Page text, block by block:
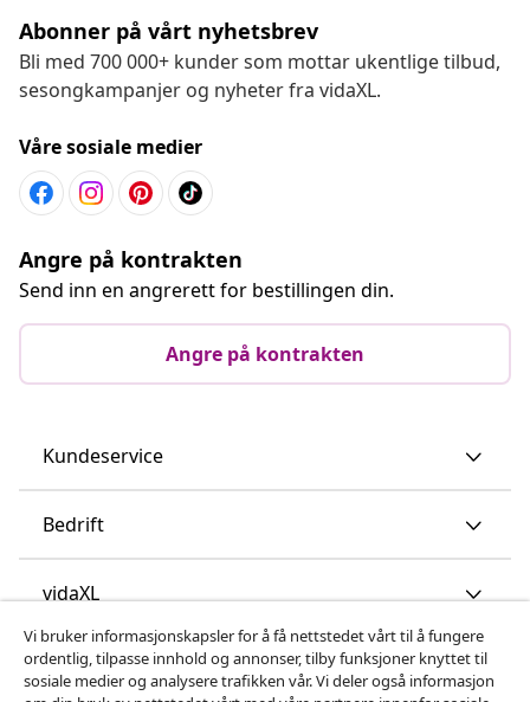
Abonner på vårt nyhetsbrev
Bli med 700 000+ kunder som mottar ukentlige tilbud,
sesongkampanjer og nyheter fra vidaXL.
Våre sosiale medier
Angre på kontrakten
Send inn en angrerett for bestillingen din.
Angre på kontrakten
Kundeservice
Bedrift
vidaXL
Oppdag mer
Vi bruker informasjonskapsler for å få nettstedet vårt til å fungere
ordentlig, tilpasse innhold og annonser, tilby funksjoner knyttet til
sosiale medier og analysere trafikken vår. Vi deler også informasjon